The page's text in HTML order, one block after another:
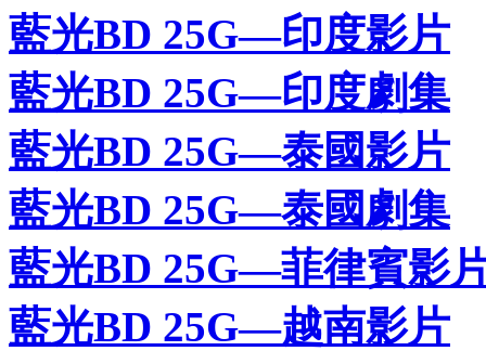
藍光BD 25G—印度影片
藍光BD 25G—印度劇集
藍光BD 25G—泰國影片
藍光BD 25G—泰國劇集
藍光BD 25G—菲律賓影
藍光BD 25G—越南影片